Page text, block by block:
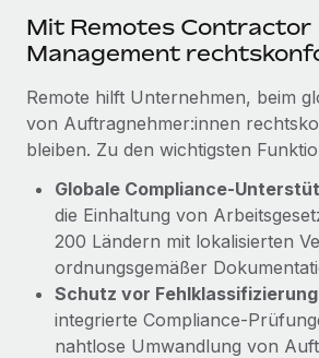
Geräteverwaltung
Globale Bereitstellung und
Geräten
Gründung von Niederlassungen
Schnelle, rechtssichere Gründung
Mobilität und Relocation
Mühelose Relocation von
Benefits
Mühelose Verwaltung von Benefits
Mehr erfahren
Revolution des Enterprise
Managements – die
globalen Content-Agentur mit
Auf einen Blick Erfahre mehr über die
Transformation einer weltweit
Mehr erfahren
EOR und PEO
Contractor Management
Den Blog erkunden
Neues zu Remote-Produkten:
Gusto und Zero und Contractor
Plus
Mit Remotes Contractor
Management
Remote hilft Unternehmen, beim
von Auftragnehmer:innen
bleiben. Zu den wichtigsten
Globale Compliance-
die Einhaltung von
200 Ländern mit lokalisierten
ordnungsgemäßer
Schutz vor Fehlklassifizierung
integrierte Compliance-
nahtlose Umwandlung von